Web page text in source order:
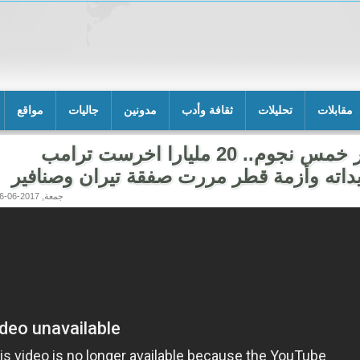
مقابلات تحليلات ثقافة وأدب مدونين جاليات مواقع
حصار خمس نجوم.. 20 مليارا اخرست ترامب
وأزمة قطر مررت صفقة تيران وصنافير
جمعة, 2017-06-16 23:35